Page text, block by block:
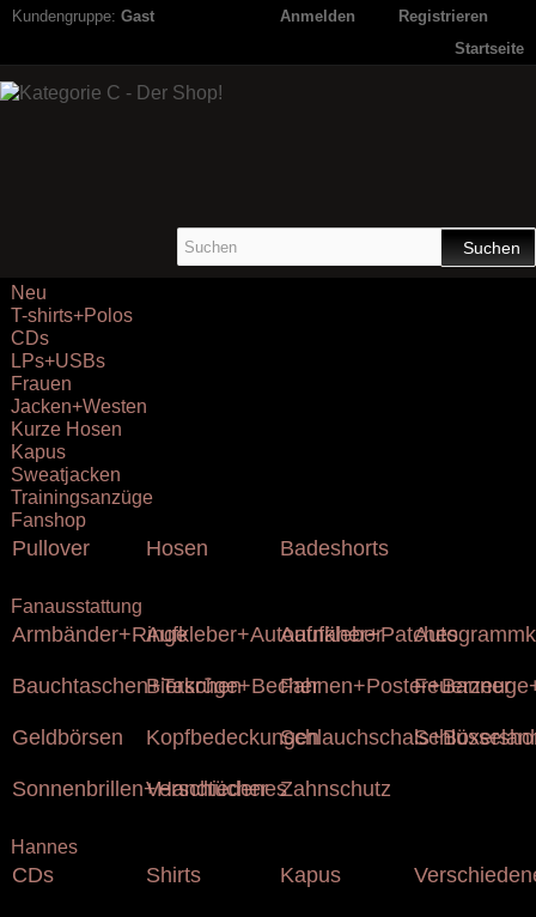
Kundengruppe: Gast Registrieren
Anmelden
Startseite
Suchen
Neu
T-shirts+Polos
CDs
LPs+USBs
Frauen
Jacken+Westen
Kurze Hosen
Kapus
Sweatjacken
Trainingsanzüge
Fanshop
Pullover Hosen Badeshorts
Fanausstattung
Armbänder+RingeAufkleber+Autoaufkleber
Aufnäher+Patches
Bauchtaschen+Taschen
Bierkrüge+BecherFahnen+Poster+Banner
Geldbörsen Kopfbedeckungen
Sonnenbrillen+Handtücher
VerschiedenesZahnschutz
Hannes
CDs Shirts Kapus